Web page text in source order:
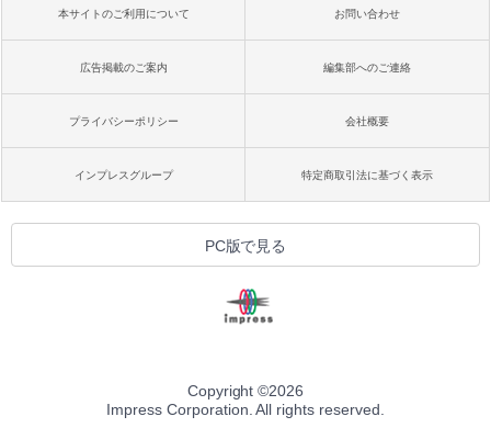
本サイトのご利用について お問い合わせ
広告掲載のご案内 編集部へのご連絡
プライバシーポリシー 会社概要
インプレスグループ 特定商取引法に基づく表示
PC版で見る
Copyright ©2026
Impress Corporation. All rights reserved.